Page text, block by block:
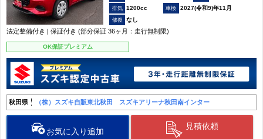
1200cc
2027(令和9)年11月
なし
法定整備付き | 保証付き (部分保証 36ヶ月：走行無制限)
OK保証プレミアム
秋田県 （株）スズキ自販東北秋田 スズキアリーナ秋田南インター
お気に入り追加
見積依頼